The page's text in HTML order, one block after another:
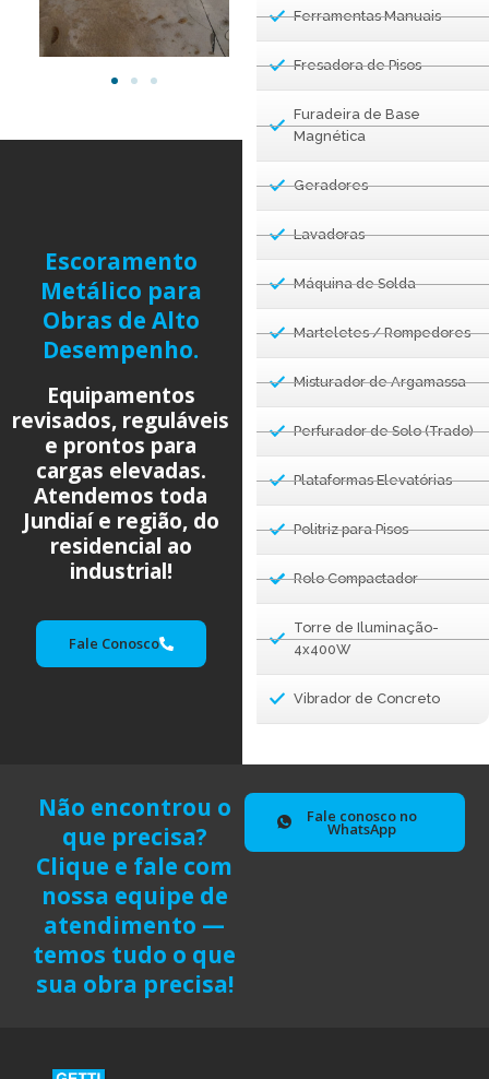
Ferramentas Manuais
Fresadora de Pisos
Furadeira de Base
Magnética
Geradores
Lavadoras
Máquina de Solda
Marteletes / Rompedores
Misturador de Argamassa
Perfurador de Solo (Trado)
Plataformas Elevatórias
Politriz para Pisos
Rolo Compactador
Torre de Iluminação-
4x400W
Vibrador de Concreto
Escoramento
Metálico para
Obras de Alto
Desempenho.
Equipamentos
revisados, reguláveis
e prontos para
cargas elevadas.
Atendemos toda
Jundiaí e região, do
residencial ao
industrial!
Fale Conosco
Não encontrou o
que precisa?
Clique e fale com
nossa equipe de
atendimento —
temos tudo o que
sua obra precisa!
Fale conosco no
WhatsApp